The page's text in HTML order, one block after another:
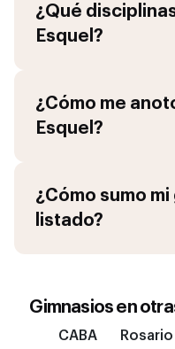
¿Qué
Esquel ?
¿Cómo me
Esquel ?
¿Cómo sumo
listado?
Gimnasios en
CABA Rosario